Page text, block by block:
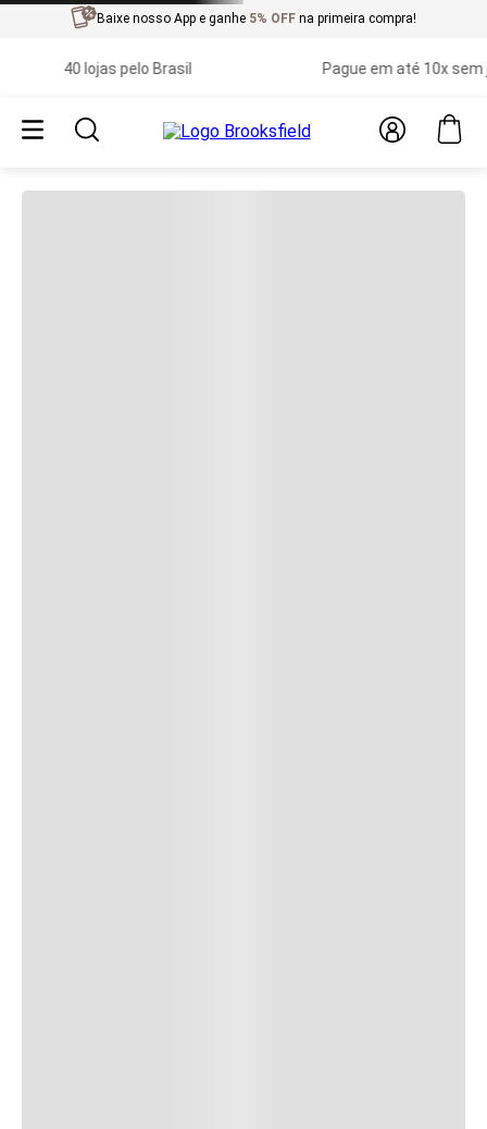
Baixe nosso App e ganhe 5% OFF na primeira compra!
40 lojas pelo Brasil Pague em até 10x sem juros